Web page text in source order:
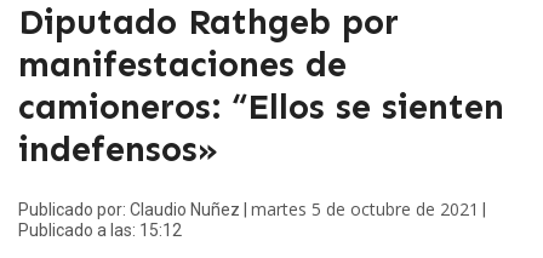
Diputado Rathgeb por
manifestaciones de
camioneros: “Ellos se sienten
indefensos»
Publicado por: Claudio Nuñez | martes 5 de octubre de 2021
Publicado a las: 15:12